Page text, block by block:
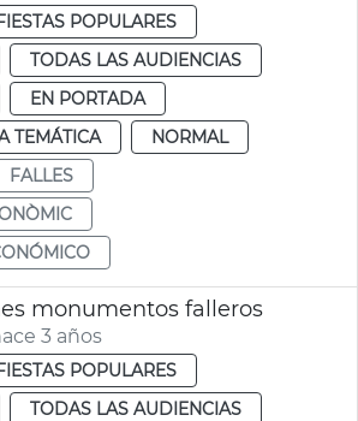
POPULARES
TODAS LAS AUDIENCIAS
EN PORTADA
TEMÁTICA
NORMAL
FALLES
monumentos falleros
3 años
POPULARES
TODAS LAS AUDIENCIAS